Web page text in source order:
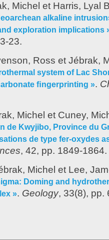
Michel et Harris, Lyal
alkaline
exploration implications
23.
Ross et Jébrak,
system of Lac
ﬁngerprinting ».
Michel et Cuney,
de Kwyjibo, Province du
de type fer-oxydes
, 42, pp. 1849-1864.
Michel et Lee,
Doming and
». Geology, 33(8), pp.